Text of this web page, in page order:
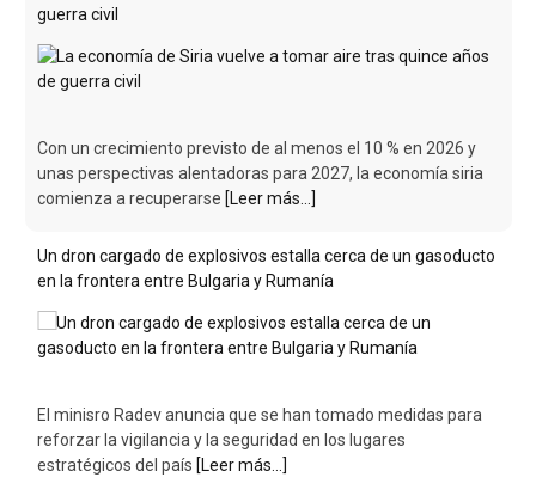
Con un crecimiento previsto de al menos el 10 % en 2026 y
unas perspectivas alentadoras para 2027, la economía siria
Un dron cargado de explosivos estalla cerca de un gasoducto
en la frontera entre Bulgaria y Rumanía
El minisro Radev anuncia que se han tomado medidas para
reforzar la vigilancia y la seguridad en los lugares